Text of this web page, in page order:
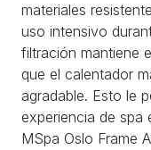
materiales
uso intensivo
filtración mantiene
que el calentador
agradable. Esto le
experiencia de spa
MSpa Oslo Frame